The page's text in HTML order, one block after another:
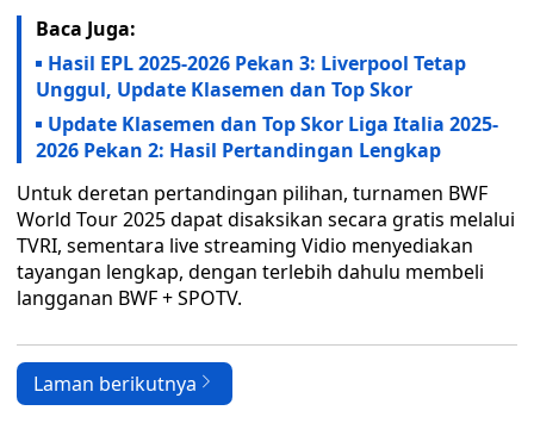
Baca Juga:
Hasil EPL 2025-2026 Pekan 3: Liverpool Tetap
Unggul, Update Klasemen dan Top Skor
Update Klasemen dan Top Skor Liga Italia 2025-
2026 Pekan 2: Hasil Pertandingan Lengkap
Untuk deretan pertandingan pilihan, turnamen BWF
World Tour 2025 dapat disaksikan secara gratis melalui
TVRI, sementara live streaming Vidio menyediakan
tayangan lengkap, dengan terlebih dahulu membeli
langganan BWF + SPOTV.
Laman berikutnya